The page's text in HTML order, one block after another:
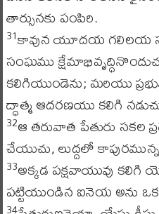
తార్సునకు పంపిరి.
31కావున యూదయ గలిలయ
సంఘము
కలిగియుండెను; మరియు
ద్ధాత్మ ఆదరణయు కలిగి
32ఆ తరువాత పేతురు సకల
చేయుచు, లుద్దలో
33అక్కడ పక్షవాయువు
పట్టియుండిన ఐనెయ అను
34